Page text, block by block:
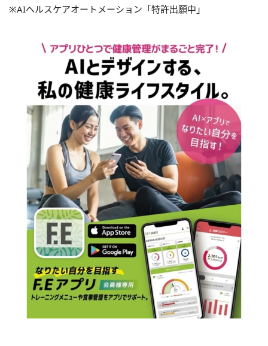
※AIヘルスケアオートメーション「特許出願中」